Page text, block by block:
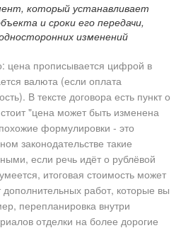
который устанавливает
и сроки его передачи,
изменений
цена прописывается цифрой в
валюта (если оплата
В тексте договора есть пункт о
"цена может быть изменена
формулировки - это
законодательстве такие
если речь идёт о рублёвой
итоговая стоимость может
дополнительных работ, которые вы
перепланировка внутри
отделки на более дорогие